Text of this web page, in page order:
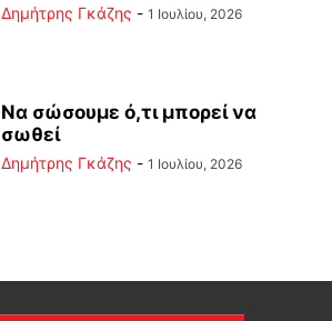
Δημήτρης Γκάζης - 1 Ιουλίου, 2026
Να σώσουμε ό,τι μπορεί να
σωθεί
Δημήτρης Γκάζης - 1 Ιουλίου, 2026